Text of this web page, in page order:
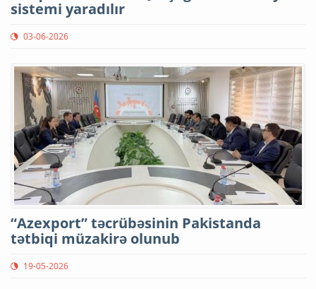
sistemi yaradılır
03-06-2026
“Azexport” təcrübəsinin Pakistanda
tətbiqi müzakirə olunub
19-05-2026